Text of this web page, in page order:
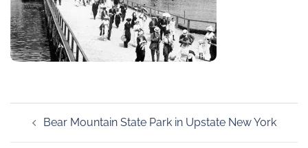
Post
navigation
Bear Mountain State Park in Upstate New York